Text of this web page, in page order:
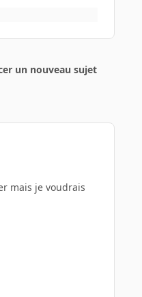
un nouveau sujet
mais je voudrais